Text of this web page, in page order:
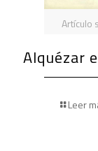
Artículo
Alquézar
Leer